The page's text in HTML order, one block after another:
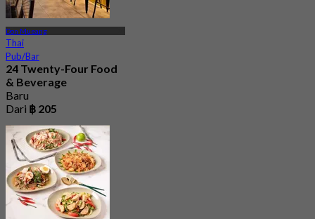
Don Mueang
Thai
Pub/Bar
24 Twenty-Four Food
& Beverage
Baru
Dari ฿ 205